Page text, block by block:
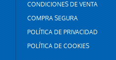
CONDICIONES DE VENTA
COMPRA SEGURA
POLÍTICA DE PRIVACIDAD
POLÍTICA DE COOKIES